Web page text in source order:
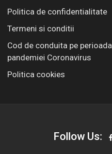
Politica de confidentialitate
Termeni si conditii
Cod de conduita pe perioada
pandemiei Coronavirus
Politica cookies
Follow Us: